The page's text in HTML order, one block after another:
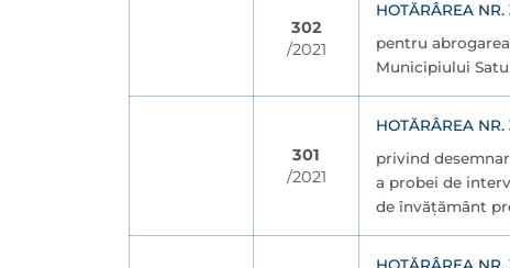
302
/2021
HOTĂRÂREA NR.
pentru
Municipiului
301
/2021
HOTĂRÂREA NR.
privind
a probei de
de învățământ